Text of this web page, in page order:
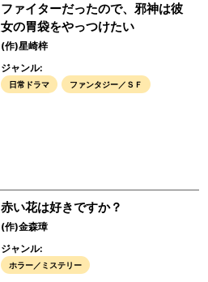
ファイターだったので、邪神は彼
女の胃袋をやっつけたい
(作)星崎梓
ジャンル:
日常ドラマ ファンタジー／ＳＦ
赤い花は好きですか？
(作)金森璋
ジャンル:
ホラー／ミステリー